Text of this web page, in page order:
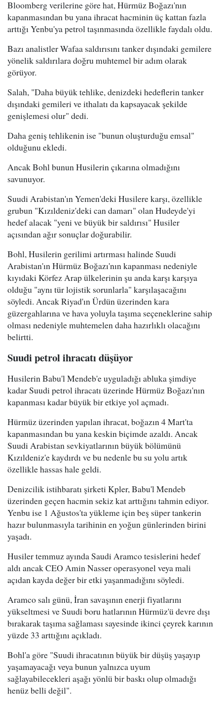
Bloomberg verilerine göre hat, Hürmüz Boğazı'nın
kapanmasından bu yana ihracat hacminin üç kattan fazla
arttığı Yenbu'ya petrol taşınmasında özellikle faydalı oldu.
Bazı analistler Wafaa saldırısını tanker dışındaki gemilere
yönelik saldırılara doğru muhtemel bir adım olarak
görüyor.
Salah, "Daha büyük tehlike, denizdeki hedeflerin tanker
dışındaki gemileri ve ithalatı da kapsayacak şekilde
genişlemesi olur" dedi.
Daha geniş tehlikenin ise "bunun oluşturduğu emsal"
olduğunu ekledi.
Ancak Bohl bunun Husilerin çıkarına olmadığını
savunuyor.
Suudi Arabistan'ın Yemen'deki Husilere karşı, özellikle
grubun "Kızıldeniz'deki can damarı" olan Hudeyde'yi
hedef alacak "yeni ve büyük bir saldırısı" Husiler
açısından ağır sonuçlar doğurabilir.
Bohl, Husilerin gerilimi artırması halinde Suudi
Arabistan'ın Hürmüz Boğazı'nın kapanması nedeniyle
kıyıdaki Körfez Arap ülkelerinin şu anda karşı karşıya
olduğu "aynı tür lojistik sorunlarla" karşılaşacağını
söyledi. Ancak Riyad'ın Ürdün üzerinden kara
güzergahlarına ve hava yoluyla taşıma seçeneklerine sahip
olması nedeniyle muhtemelen daha hazırlıklı olacağını
belirtti.
Suudi petrol ihracatı düşüyor
Husilerin Babu'l Mendeb'e uyguladığı abluka şimdiye
kadar Suudi petrol ihracatı üzerinde Hürmüz Boğazı'nın
kapanması kadar büyük bir etkiye yol açmadı.
Hürmüz üzerinden yapılan ihracat, boğazın 4 Mart'ta
kapanmasından bu yana keskin biçimde azaldı. Ancak
Suudi Arabistan sevkiyatlarının büyük bölümünü
Kızıldeniz'e kaydırdı ve bu nedenle bu su yolu artık
özellikle hassas hale geldi.
Denizcilik istihbaratı şirketi Kpler, Babu'l Mendeb
üzerinden geçen hacmin sekiz kat arttığını tahmin ediyor.
Yenbu ise 1 Ağustos'ta yükleme için beş süper tankerin
hazır bulunmasıyla tarihinin en yoğun günlerinden birini
yaşadı.
Husiler temmuz ayında Saudi Aramco tesislerini hedef
aldı ancak CEO Amin Nasser operasyonel veya mali
açıdan kayda değer bir etki yaşanmadığını söyledi.
Aramco salı günü, İran savaşının enerji fiyatlarını
yükseltmesi ve Suudi boru hatlarının Hürmüz'ü devre dışı
bırakarak taşıma sağlaması sayesinde ikinci çeyrek karının
yüzde 33 arttığını açıkladı.
Bohl'a göre "Suudi ihracatının büyük bir düşüş yaşayıp
yaşamayacağı veya bunun yalnızca uyum
sağlayabilecekleri aşağı yönlü bir baskı olup olmadığı
henüz belli değil".